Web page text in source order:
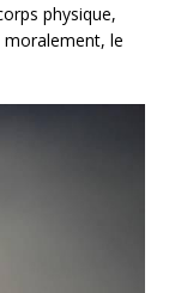
physique,
le